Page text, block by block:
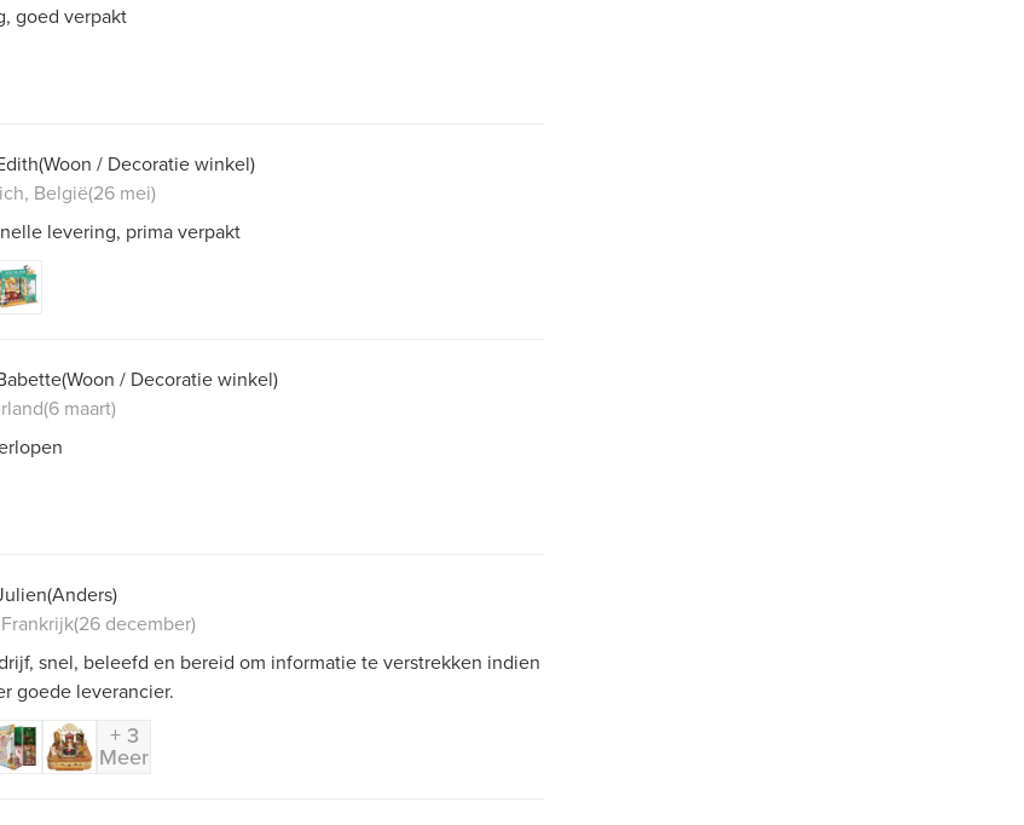
goed verpakt
(Woon / Decoratie winkel)
België(26 mei)
levering, prima verpakt
(Woon / Decoratie winkel)
(6 maart)
(Anders)
(26 december)
snel, beleefd en bereid om informatie te verstrekken indien
goede leverancier.
+ 3
Meer